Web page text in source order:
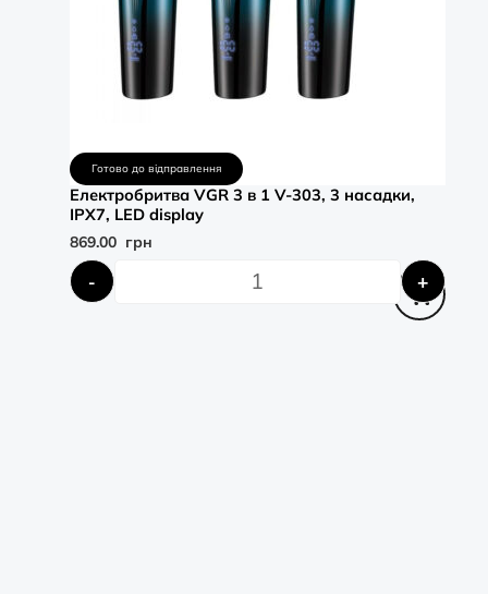
Готово до відправлення
Електробритва VGR 3 в 1 V-303, 3 насадки,
IPX7, LED display
869.00 грн
- +